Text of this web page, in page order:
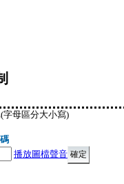
字母區分大小寫)
播放圖檔聲音